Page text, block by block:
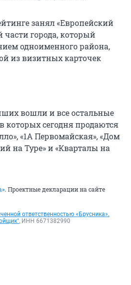
занял «Европейский
части города, который
одноименного района,
из визитных карточек
вошли и все остальные
которых сегодня продаются
«1А Первомайская», «Дом
на Туре» и «Кварталы на
. Проектные декларации на сайте
ответственностью «Брусника».
, ИНН 6671382990